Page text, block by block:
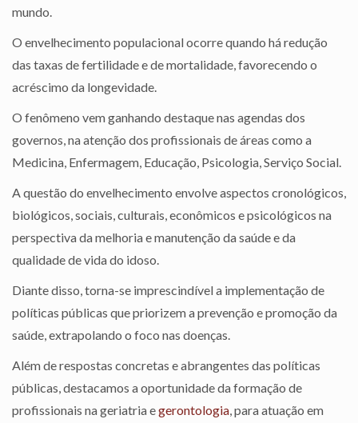
mundo.
O envelhecimento populacional ocorre quando há redução
das taxas de fertilidade e de mortalidade, favorecendo o
acréscimo da longevidade.
O fenômeno vem ganhando destaque nas agendas dos
governos, na atenção dos profissionais de áreas como a
Medicina, Enfermagem, Educação, Psicologia, Serviço Social.
A questão do envelhecimento envolve aspectos cronológicos,
biológicos, sociais, culturais, econômicos e psicológicos na
perspectiva da melhoria e manutenção da saúde e da
qualidade de vida do idoso.
Diante disso, torna-se imprescindível a implementação de
políticas públicas que priorizem a prevenção e promoção da
saúde, extrapolando o foco nas doenças.
Além de respostas concretas e abrangentes das políticas
públicas, destacamos a oportunidade da formação de
profissionais na geriatria egerontologia, para atuação em